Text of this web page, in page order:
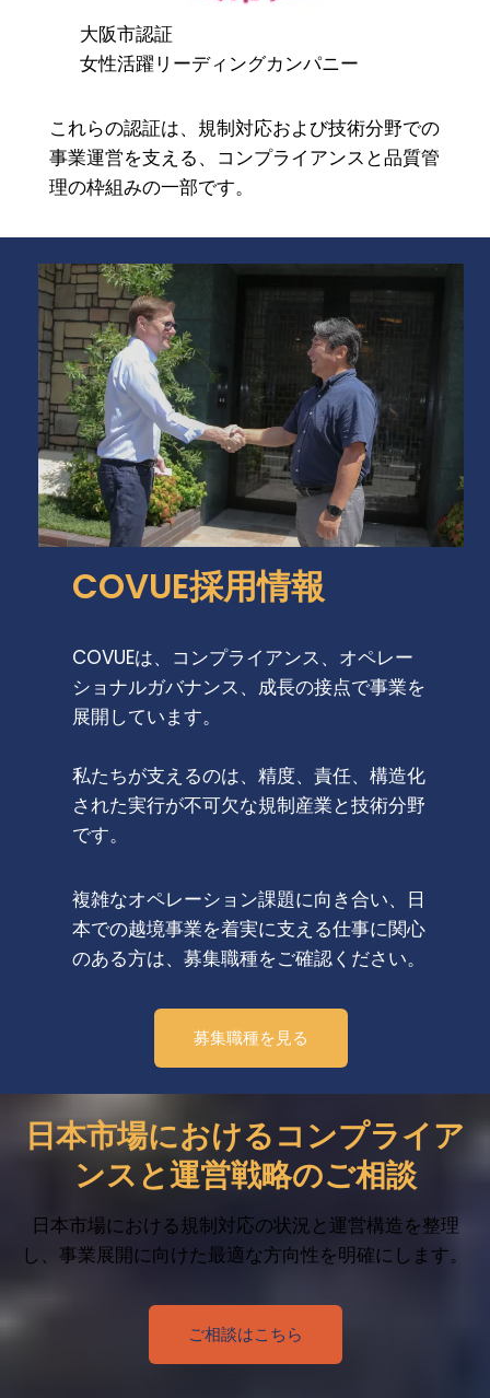
大阪市認証
女性活躍リーディングカンパニー
これらの認証は、規制対応および技術分野での
事業運営を支える、コンプライアンスと品質管
理の枠組みの一部です。
COVUE採用情報
COVUEは、コンプライアンス、オペレー
ショナルガバナンス、成長の接点で事業を
展開しています。
私たちが支えるのは、精度、責任、構造化
された実行が不可欠な規制産業と技術分野
です。
複雑なオペレーション課題に向き合い、日
本での越境事業を着実に支える仕事に関心
のある方は、募集職種をご確認ください。
募集職種を見る
日本市場におけるコンプライア
ンスと運営戦略のご相談
日本市場における規制対応の状況と運営構造を整理
し、事業展開に向けた最適な方向性を明確にします。
ご相談はこちら